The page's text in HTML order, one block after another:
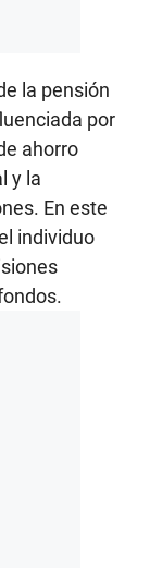
la pensión
por
ahorro
y la
En este
individuo